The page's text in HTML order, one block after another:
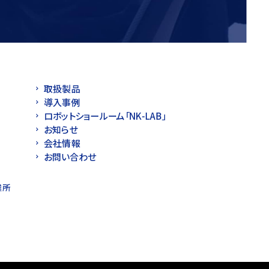
所
取扱製品
導入事例
ロボットショールーム「NK-LAB」
お知らせ
会社情報
お問い合わせ